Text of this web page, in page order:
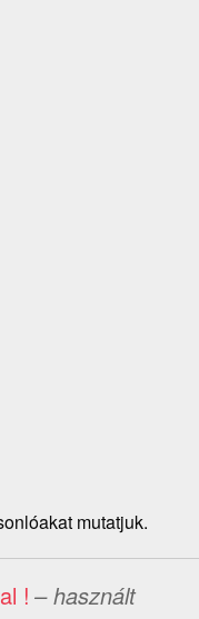
mutatjuk.
! – használt